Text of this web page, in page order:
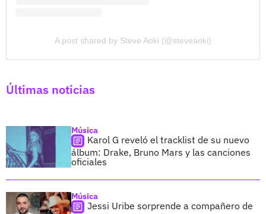
A post shared by Steve Aoki (@steveaoki)
Últimas noticias
Música
Karol G reveló el tracklist de su nuevo
álbum: Drake, Bruno Mars y las canciones
oficiales
Música
Jessi Uribe sorprende a compañero de